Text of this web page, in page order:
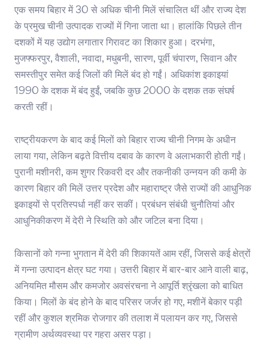
एक समय बिहार में 30 से अधिक चीनी मिलें संचालित थीं और राज्य देश
के प्रमुख चीनी उत्पादक राज्यों में गिना जाता था। हालांकि पिछले तीन
दशकों में यह उद्योग लगातार गिरावट का शिकार हुआ। दरभंगा,
मुजफ्फरपुर, वैशाली, नवादा, मधुबनी, सारण, पूर्वी चंपारण, सिवान और
समस्तीपुर समेत कई जिलों की मिलें बंद हो गईं। अधिकांश इकाइयां
1990 के दशक में बंद हुईं, जबकि कुछ 2000 के दशक तक संघर्ष
करती रहीं।
राष्ट्रीयकरण के बाद कई मिलों को बिहार राज्य चीनी निगम के अधीन
लाया गया, लेकिन बढ़ते वित्तीय दबाव के कारण वे अलाभकारी होती गईं।
पुरानी मशीनरी, कम शुगर रिकवरी दर और तकनीकी उन्नयन की कमी के
कारण बिहार की मिलें उत्तर प्रदेश और महाराष्ट्र जैसे राज्यों की आधुनिक
इकाइयों से प्रतिस्पर्धा नहीं कर सकीं। प्रबंधन संबंधी चुनौतियां और
आधुनिकीकरण में देरी ने स्थिति को और जटिल बना दिया।
किसानों को गन्ना भुगतान में देरी की शिकायतें आम रहीं, जिससे कई क्षेत्रों
में गन्ना उत्पादन क्षेत्र घट गया। उत्तरी बिहार में बार-बार आने वाली बाढ़,
अनियमित मौसम और कमजोर अवसंरचना ने आपूर्ति श्रृंखला को बाधित
किया। मिलों के बंद होने के बाद परिसर जर्जर हो गए, मशीनें बेकार पड़ी
रहीं और कुशल श्रमिक रोजगार की तलाश में पलायन कर गए, जिससे
ग्रामीण अर्थव्यवस्था पर गहरा असर पड़ा।